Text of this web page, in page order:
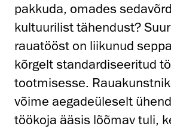
pakkuda, omades
kultuurilist tähendust?
rauatööst on liikunud
kõrgelt standardiseeritud
tootmisesse.
võime aegadeüleselt
töökoja ääsis lõõmav tuli,